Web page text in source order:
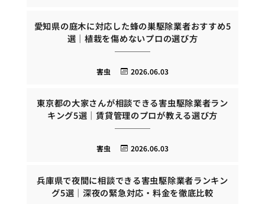
愛知県の庭木に対応した蜂の巣駆除業者おすすめ5
選｜植栽を傷めないプロの選び方
2026.06.03
害虫
東京都の大家さんが相談できる害虫駆除業者ラン
キング5選｜賃貸管理のプロが教える選び方
2026.06.03
害虫
兵庫県で夜間に相談できる害虫駆除業者ランキン
グ5選｜深夜の緊急対応・料金を徹底比較